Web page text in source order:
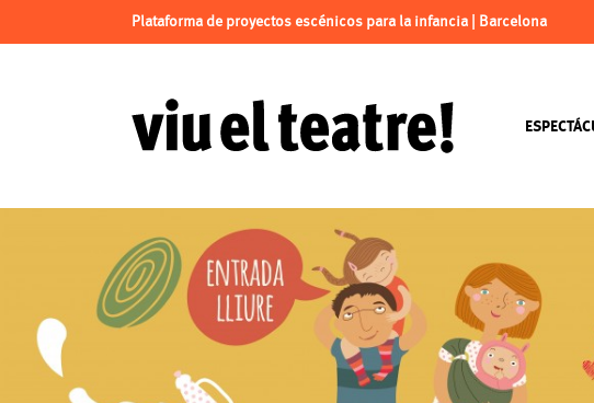
Plataforma de proyectos escénicos para la infancia | Barcelona